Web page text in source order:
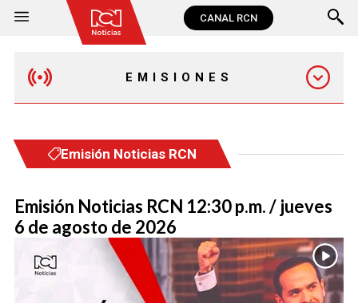
CANAL RCN
EMISIONES
EMISIÓN 7:00 PM
EMISIÓN 11:30 PM
Emisión Noticias RCN
Emisión Noticias RCN 12:30 p.m. / jueves
6 de agosto de 2026